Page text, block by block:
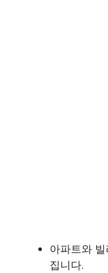
아파트와
집니다.